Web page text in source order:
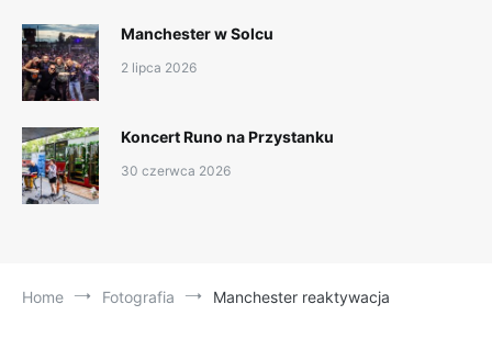
Manchester w Solcu
2 lipca 2026
Koncert Runo na Przystanku
30 czerwca 2026
Home Fotografia Manchester reaktywacja